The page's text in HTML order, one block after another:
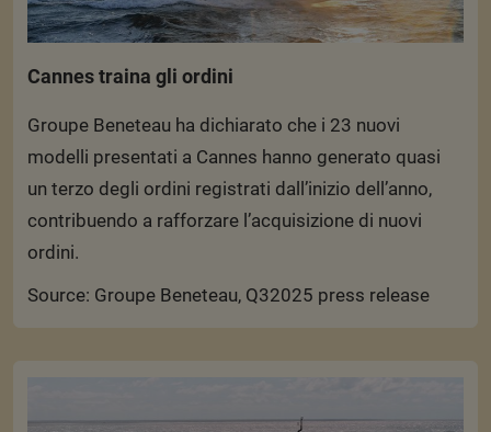
Cannes traina gli ordini
Groupe Beneteau ha dichiarato che i 23 nuovi
modelli presentati a Cannes hanno generato quasi
un terzo degli ordini registrati dall’inizio dell’anno,
contribuendo a rafforzare l’acquisizione di nuovi
ordini.
Source: Groupe Beneteau, Q32025 press release